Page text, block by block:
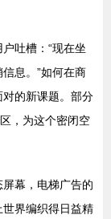
吐槽：“现在坐
息。”如何在商
的新课题。部分
，为这个密闭空
幕，电梯广告的
界编织得日益精